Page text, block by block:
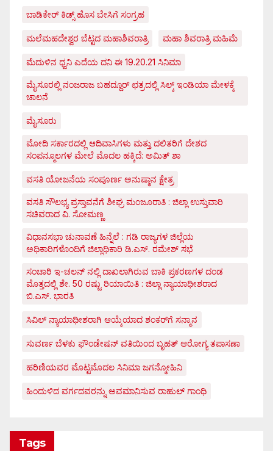
ಬಾಡಿಕೇರ್ ಕಿಡ್ಸ್ ಹೊಸ ಬೇಸಿಗೆ ಸಂಗ್ರಹ
ಮಲೆಮಹದೇಶ್ವರ ಬೆಟ್ಟದ ಮಹಾಶಿವರಾತ್ರಿ ಮಹಾ ಶಿವರಾತ್ರಿ ಮಹಿಮೆ
ಮೆದುಳಿನ ಧ್ವನಿ ಎದೆಯ ದನಿ ಈ 19.20.21 ಸಿನಿಮಾ
ಮೈಸೂರಲ್ಲಿ ನಂಜರಾಜ ಬಹದ್ದೂರ್ ಛತ್ರದಲ್ಲಿ ಸಿಲ್ಕ್ ಇಂಡಿಯಾ ಮೇಳಕ್ಕೆ
ಚಾಲನೆ
ಮೈಸೂರು
ಮೋದಿ ಸರ್ಕಾರದಲ್ಲಿ ಆದಿವಾಸಿಗಳು ಮತ್ತು ದಲಿತರಿಗೆ ದೇಶದ
ಸಂಪನ್ಮೂಲಗಳ ಮೇಲೆ ಮೊದಲ ಹಕ್ಕಿದೆ: ಅಮಿತ್ ಶಾ
ವಸತಿ ಯೋಜನೆಯ ಸಂಪೂರ್ಣ ಅನುಷ್ಠಾನ ಕ್ಷೇತ್ರ
ವಸತಿ ಸೌಲಭ್ಯ ಪ್ರಸ್ತಾವನೆಗೆ ಶೀಘ್ರ ಮಂಜೂರಾತಿ : ಜಿಲ್ಲಾ ಉಸ್ತುವಾರಿ
ಸಚಿವರಾದ ವಿ. ಸೋಮಣ್ಣ
ವಿಧಾನಸಭಾ ಚುನಾವಣೆ ಹಿನ್ನೆಲೆ : ಗಡಿ ರಾಜ್ಯಗಳ ಜಿಲ್ಲೆಯ
ಅಧಿಕಾರಿಗಳೊಂದಿಗೆ ಜಿಲ್ಲಾಧಿಕಾರಿ ಡಿ.ಎಸ್. ರಮೇಶ್ ಸಭೆ
ಸಂಚಾರಿ ಇ-ಚಲನ್ ನಲ್ಲಿ ದಾಖಲಾಗಿರುವ ಬಾಕಿ ಪ್ರಕರಣಗಳ ದಂಡ
ಮೊತ್ತದಲ್ಲಿ ಶೇ. 50 ರಷ್ಟು ರಿಯಾಯಿತಿ : ಜಿಲ್ಲಾ ನ್ಯಾಯಾಧೀಶರಾದ
ಬಿ.ಎಸ್. ಭಾರತಿ
ಸಿವಿಲ್ ನ್ಯಾಯಾಧೀಶರಾಗಿ ಆಯ್ಕೆಯಾದ ಶಂಕರ್‌ಗೆ ಸನ್ಮಾನ
ಸುವರ್ಣ ಬೆಳಕು ಫೌಂಡೇಷನ್ ವತಿಯಿಂದ ಬೃಹತ್ ಆರೋಗ್ಯ ತಪಾಸಣಾ
ಹರಿಣಿಯವರ ಮೊಟ್ಟಮೊದಲ ಸಿನಿಮಾ ಜಗನ್ಮೋಹಿನಿ
ಹಿಂದುಳಿದ ವರ್ಗದವರನ್ನು ಅವಮಾನಿಸುವ ರಾಹುಲ್ ಗಾಂಧಿ
Tags